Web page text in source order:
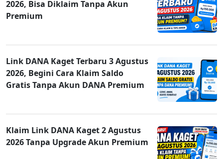
2026, Bisa Diklaim Tanpa Akun
Premium
Link DANA Kaget Terbaru 3 Agustus
2026, Begini Cara Klaim Saldo
Gratis Tanpa Akun DANA Premium
Klaim Link DANA Kaget 2 Agustus
2026 Tanpa Upgrade Akun Premium